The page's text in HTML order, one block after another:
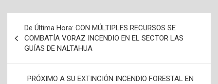
e
De Última Hora: CON MÚLTIPLES RECURSOS SE
COMBATÍA VORAZ INCENDIO EN EL SECTOR LAS
GUÍAS DE NALTAHUA
PRÓXIMO A SU EXTINCIÓN INCENDIO FORESTAL EN